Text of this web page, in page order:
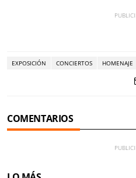
EXPOSICIÓN CONCIERTOS HOMENAJE
COMENTARIOS